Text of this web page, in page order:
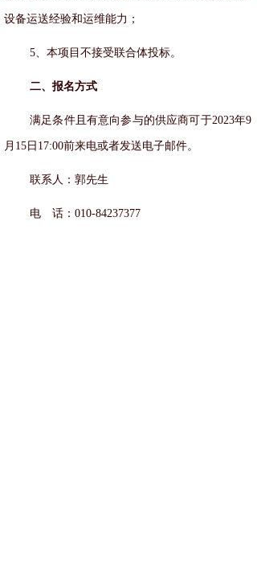
设备运送经验和运维能力；
5、本项目不接受联合体投标。
二、报名方式
满足条件且有意向参与的供应商可于2023年9
月15日17:00前来电或者发送电子邮件。
联系人：郭先生
电 话：010-84237377